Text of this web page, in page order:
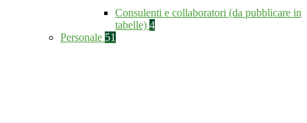
Consulenti e collaboratori (da pubblicare in
tabelle) 4
Personale 51